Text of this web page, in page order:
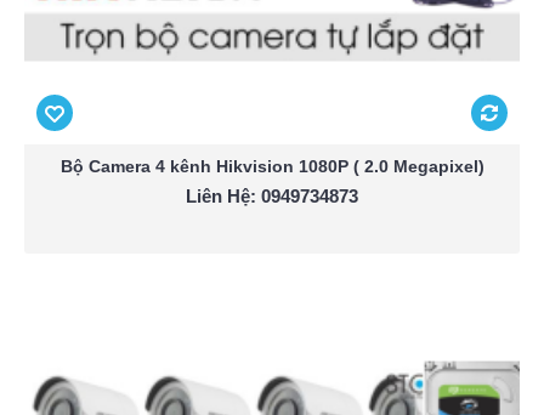
Bộ Camera 4 kênh Hikvision 1080P ( 2.0 Megapixel)
Liên Hệ: 0949734873